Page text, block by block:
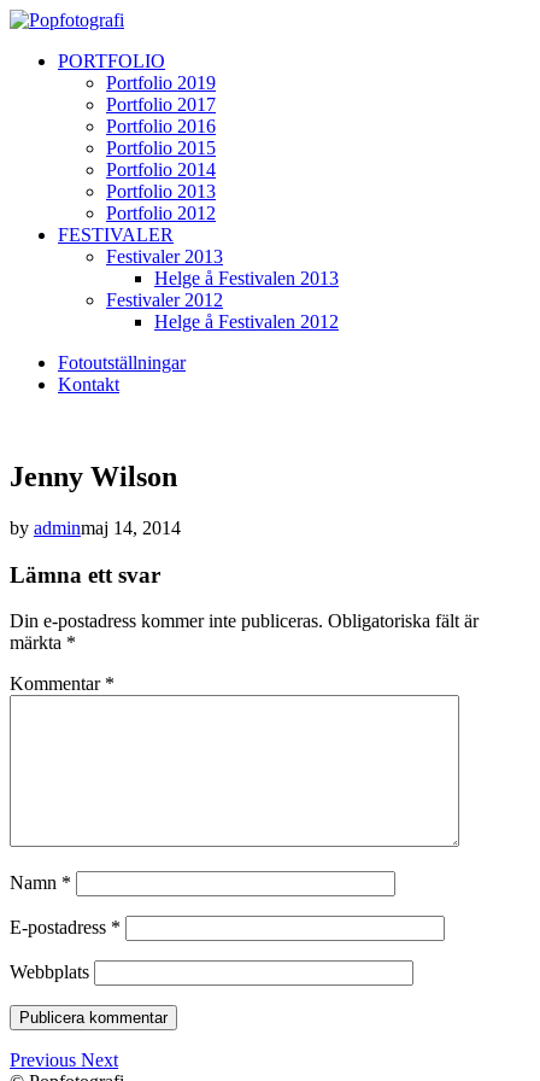
PORTFOLIO
Portfolio 2019
Portfolio 2017
Portfolio 2016
Portfolio 2015
Portfolio 2014
Portfolio 2013
Portfolio 2012
FESTIVALER
Festivaler 2013
Helge å Festivalen 2013
Festivaler 2012
Helge å Festivalen 2012
Fotoutställningar
Kontakt
Jenny Wilson
by adminmaj 14, 2014
Lämna ett svar
Din e-postadress kommer inte publiceras. Obligatoriska fält är
märkta *
Kommentar *
Namn *
E-postadress *
Webbplats
Previous Next